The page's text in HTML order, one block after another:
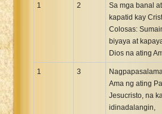
Swahili New Testament
Tagalog John and James
Turkish Bible
1 2
Sa mga banal
kapatid kay
Colosas:
biyaya at
Dios na ating
1 3
Ama ng ating
Jesucristo, na
idinadalangin,